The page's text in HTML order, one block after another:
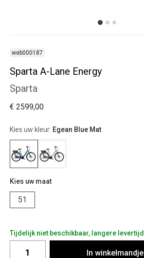
web000187
Sparta A-Lane Energy
Sparta
€ 2599,00
Kies uw kleur: Egean Blue Mat
Kies uw maat
51
Tijdelijk niet beschikbaar, langere levertijd
In winkelmandje